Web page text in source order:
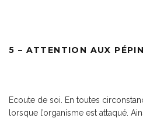
5 – ATTENTION AUX
Ecoute de soi. En toutes
lorsque l’organisme est attaqué.